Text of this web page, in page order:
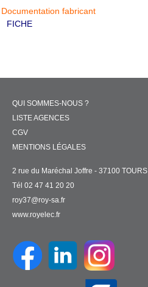
Documentation fabricant
FICHE
QUI SOMMES-NOUS ?
LISTE AGENCES
CGV
MENTIONS LÉGALES
2 rue du Maréchal Joffre - 37100 TOURS
Tél 02 47 41 20 20
roy37@roy-sa.fr
www.royelec.fr